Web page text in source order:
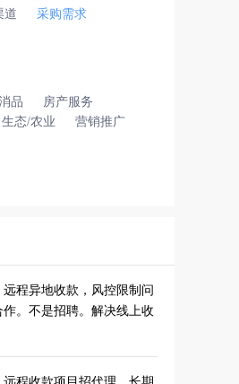
道
采购需求
品
房产服务
生态/农业
营销推广
远程异地收款，风控限制问
。不是招聘。解决线上收